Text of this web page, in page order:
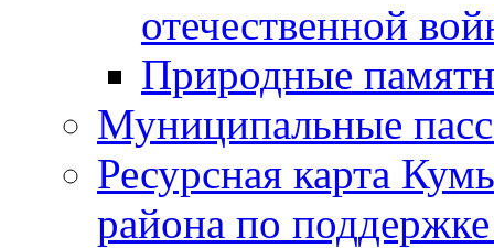
отечественной
Природные
Муниципальные
Ресурсная карта
района по